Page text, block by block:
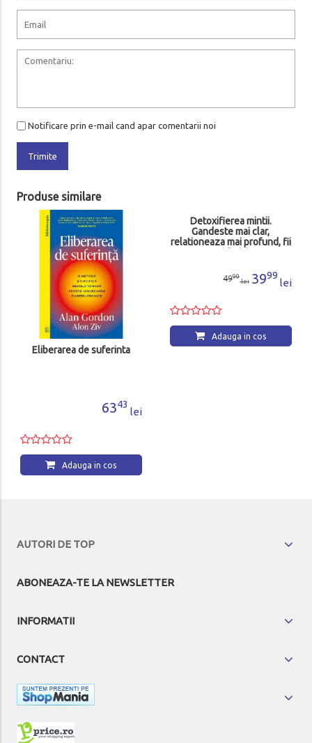
Notificare prin e-mail cand apar comentarii noi
Trimite
Produse similare
Eliberarea de suferinta
6343
lei
Adauga in cos
- 20%
Detoxifierea mintii.
AUTORI DE TOP
ABONEAZA-TE LA NEWSLETTER
INFORMATII
CONTACT